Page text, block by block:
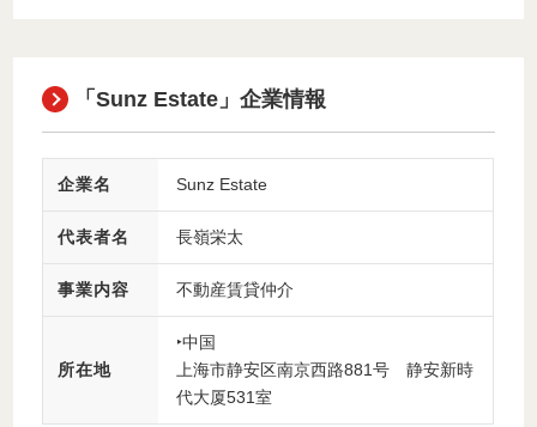
「Sunz Estate」企業情報
企業名 Sunz Estate
代表者名 長嶺栄太
事業内容 不動産賃貸仲介
所在地
‣中国
上海市静安区南京西路881号 静安新時
代大厦531室